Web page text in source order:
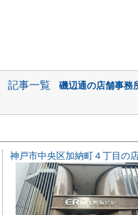
記事一覧 磯辺通の店舗事